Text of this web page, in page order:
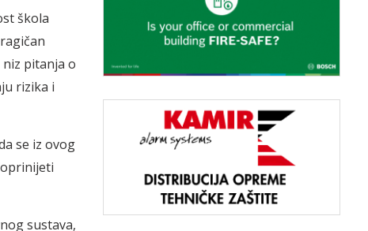
škola
pitanja o
rizika i
se iz ovog
sustava,